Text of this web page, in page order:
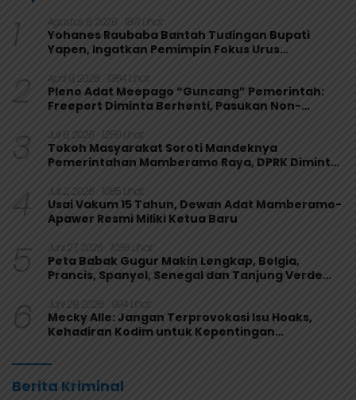
1 Agustus 6, 2026 1871 Lihat
Yohanes Raubaba Bantah Tudingan Bupati
Yapen, Ingatkan Pemimpin Fokus Urus
2 April 9, 2026 1364 Lihat
Pleno Adat Meepago “Guncang” Pemerintah:
Freeport Diminta Berhenti, Pasukan Non-
3 Juli 6, 2026 1256 Lihat
Tokoh Masyarakat Soroti Mandeknya
Pemerintahan Mamberamo Raya, DPRK Diminta
4 Juli 2, 2026 1085 Lihat
Usai Vakum 15 Tahun, Dewan Adat Mamberamo-
Apawer Resmi Miliki Ketua Baru
5 Juni 27, 2026 1036 Lihat
Peta Babak Gugur Makin Lengkap, Belgia,
Prancis, Spanyol, Senegal dan Tanjung Verde
6 Juni 29, 2026 994 Lihat
Mecky Alle: Jangan Terprovokasi Isu Hoaks,
Kehadiran Kodim untuk Kepentingan
Berita Kriminal